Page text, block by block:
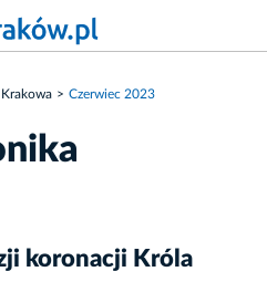
Czerwiec 2023
koronacji Króla